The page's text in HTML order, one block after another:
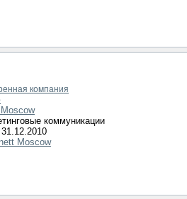
компания
коммуникации
Moscow